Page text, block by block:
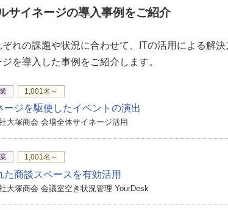
同じように「HOMEに戻
さらにこちら、一番下に
タップすると、このよう
いかがだったでしょうか
サイネージを簡単に運用
サイネージの導入事例をご紹介
れの課題や状況に合わせて、ITの活用による解
を導入した事例をご紹介します。
1,001名～
ージを駆使したイベントの演出
大塚商会 会場全体サイネージ活用
1,001名～
た商談スペースを有効活用
大塚商会 会議室空き状況管理 YourDesk